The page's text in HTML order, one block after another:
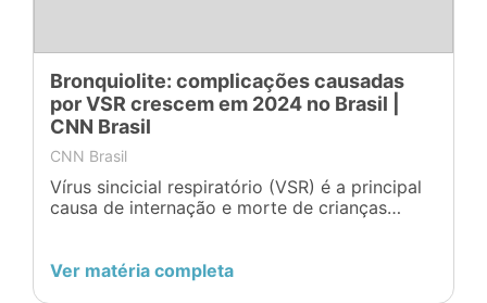
Bronquiolite: complicações causadas
por VSR crescem em 2024 no Brasil |
CNN Brasil
CNN Brasil
Vírus sincicial respiratório (VSR) é a principal
causa de internação e morte de crianças
Ver matéria completa